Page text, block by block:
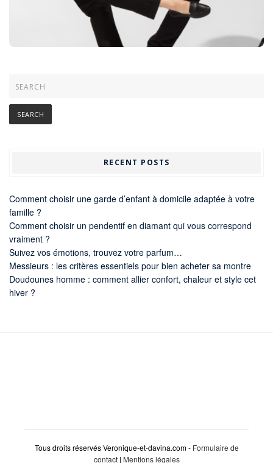
RECENT POSTS
Comment choisir une garde d’enfant à domicile adaptée à votre
famille ?
Comment choisir un pendentif en diamant qui vous correspond
vraiment ?
Suivez vos émotions, trouvez votre parfum…
Messieurs : les critères essentiels pour bien acheter sa montre
Doudounes homme : comment allier confort, chaleur et style cet
hiver ?
Tous droits réservés Veronique-et-davina.com - Formulaire de
contact| Mentions légales